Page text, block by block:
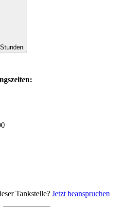
Tankstelle? Jetzt beanspruchen